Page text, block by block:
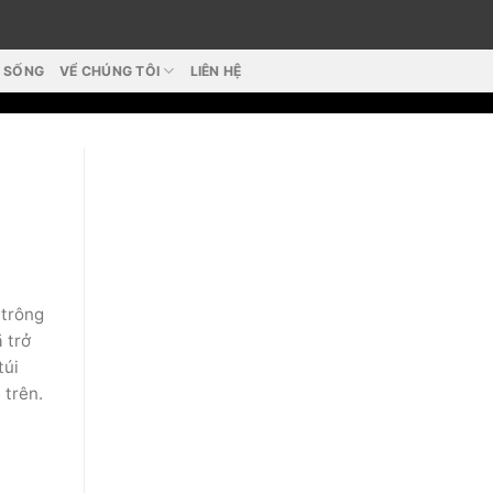
VỂ CHÚNG TÔI LIÊN HỆ
trở
trên.